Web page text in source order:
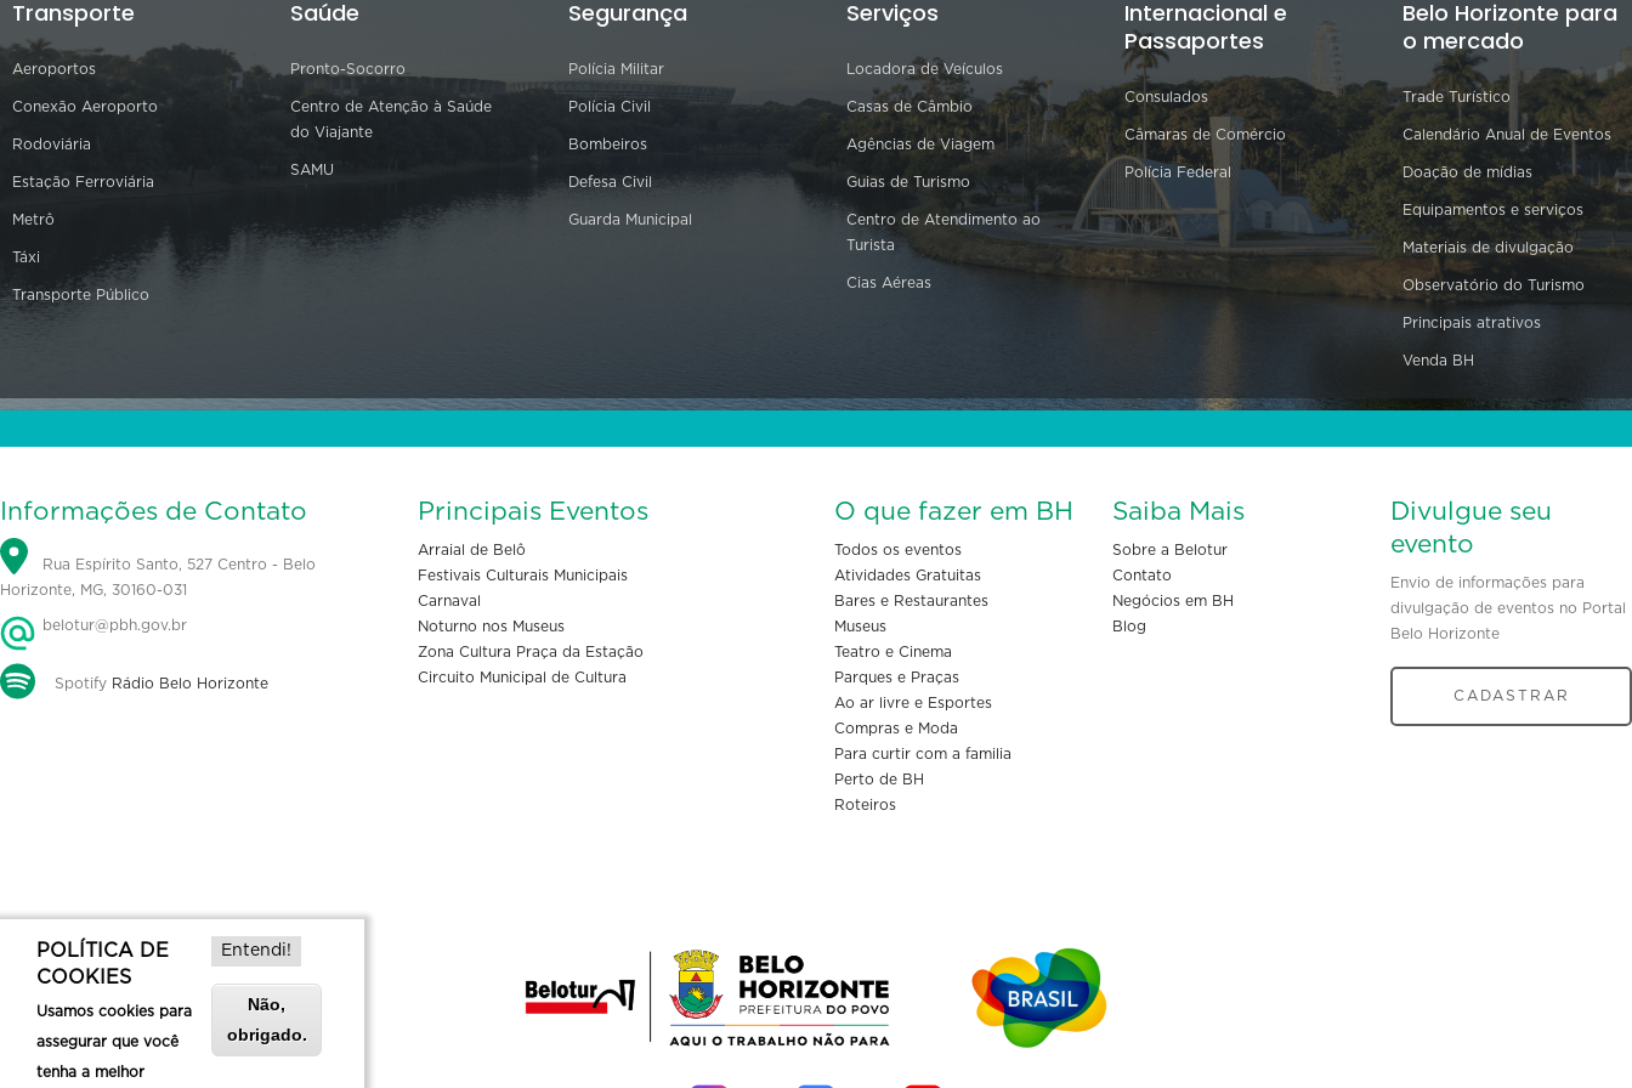
Transporte
Aeroportos
Conexão Aeroporto
Rodoviária
Estação Ferroviária
Metrô
Táxi
Transporte Público
Saúde
Pronto-Socorro
Centro de Atenção à Saúde
do Viajante
SAMU
Segurança
Polícia Militar
Polícia Civil
Bombeiros
Defesa Civil
Guarda Municipal
Serviços
Locadora de Veículos
Casas de Câmbio
Agências de Viagem
Guias de Turismo
Centro de Atendimento ao
Turista
Cias Aéreas
Internacional e
Passaportes
Consulados
Câmaras de Comércio
Polícia Federal
Belo Horizonte para
o mercado
Trade Turístico
Calendário Anual de Eventos
Doação de mídias
Equipamentos e serviços
Materiais de divulgação
Observatório do Turismo
Principais atrativos
Venda BH
Informações de Contato
Rua Espírito Santo, 527 Centro - Belo
Horizonte, MG, 30160-031
belotur@pbh.gov.br
Spotify Rádio Belo Horizonte
Principais Eventos
Arraial de Belô
Festivais Culturais Municipais
Carnaval
Noturno nos Museus
Zona Cultura Praça da Estação
Circuito Municipal de Cultura
O que fazer em BH
Todos os eventos
Atividades Gratuitas
Bares e Restaurantes
Museus
Teatro e Cinema
Parques e Praças
Ao ar livre e Esportes
Compras e Moda
Para curtir com a familia
Perto de BH
Roteiros
Saiba Mais
Sobre a Belotur
Contato
Negócios em BH
Blog
Divulgue seu
evento
Envio de informações para
divulgação de eventos no Portal
Belo Horizonte
CADASTRAR
POLÍTICA DE
COOKIES
Usamos cookies para
assegurar que você
tenha a melhor
Entendi!
Não,
obrigado.